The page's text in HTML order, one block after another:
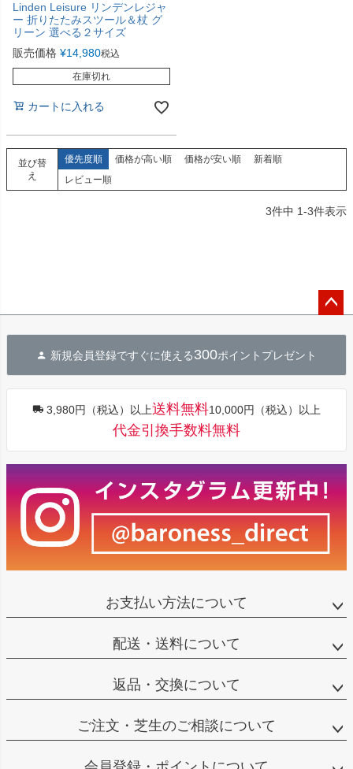
Linden Leisure リンデンレジャ
ー 折りたたみスツール＆杖 グ
リーン 選べる２サイズ
販売価格 ¥14,980税込
在庫切れ
カートに入れる
並び替
え
優先度順 価格が高い順 価格が安い順
新着順
レビュー順
3件中 1-3件表示
へ
新規会員登録ですぐに使える300ポイントプレゼント
3,980円（税込）以上送料無料10,000円（税込）以上
代金引換手数料無料
お支払い方法について
配送・送料について
返品・交換について
ご注文・芝生のご相談について